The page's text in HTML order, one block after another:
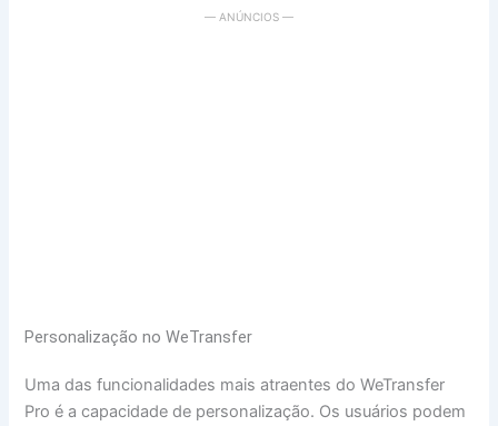
— ANÚNCIOS —
Personalização no WeTransfer
Uma das funcionalidades mais atraentes do WeTransfer
Pro é a capacidade de personalização. Os usuários podem